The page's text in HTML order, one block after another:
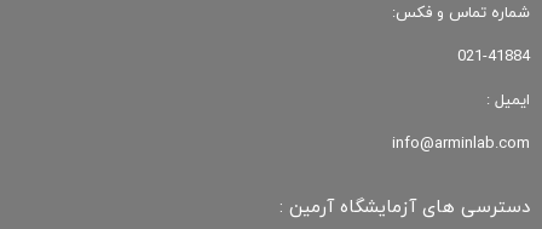
شماره تماس و فکس:
021-41884
ایمیل :
info@arminlab.com
دسترسی های آزمایشگاه آرمین :